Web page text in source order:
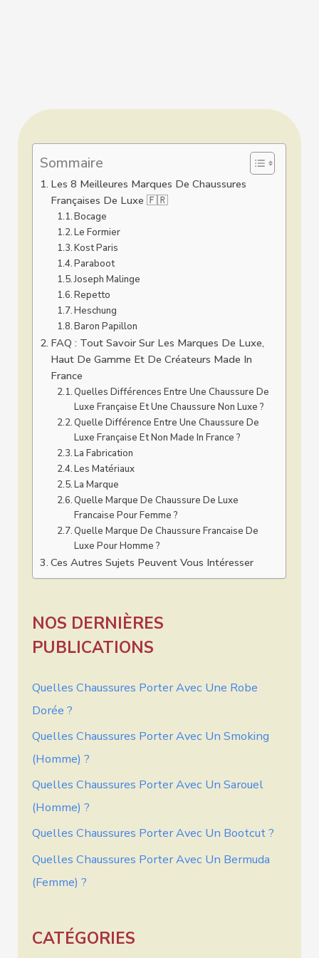
Sommaire
Les 8 Meilleures Marques De Chaussures
Françaises De Luxe 🇫🇷
Bocage
Le Formier
Kost Paris
Paraboot
Joseph Malinge
Repetto
Heschung
Baron Papillon
FAQ : Tout Savoir Sur Les Marques De Luxe,
Haut De Gamme Et De Créateurs Made In
France
Quelles Différences Entre Une Chaussure De
Luxe Française Et Une Chaussure Non Luxe ?
Quelle Différence Entre Une Chaussure De
Luxe Française Et Non Made In France ?
La Fabrication
Les Matériaux
La Marque
Quelle Marque De Chaussure De Luxe
Francaise Pour Femme ?
Quelle Marque De Chaussure Francaise De
Luxe Pour Homme ?
Ces Autres Sujets Peuvent Vous Intéresser
NOS DERNIÈRES
PUBLICATIONS
Quelles Chaussures Porter Avec Une Robe
Dorée ?
Quelles Chaussures Porter Avec Un Smoking
(homme) ?
Quelles Chaussures Porter Avec Un Sarouel
(homme) ?
Quelles Chaussures Porter Avec Un Bootcut ?
Quelles Chaussures Porter Avec Un Bermuda
(femme) ?
CATÉGORIES